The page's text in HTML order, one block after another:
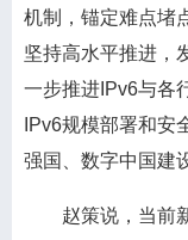
机制，锚定难点堵
坚持高水平推进，
一步推进IPv6与各
IPv6规模部署和安
强国、数字中国建
赵策说，当前